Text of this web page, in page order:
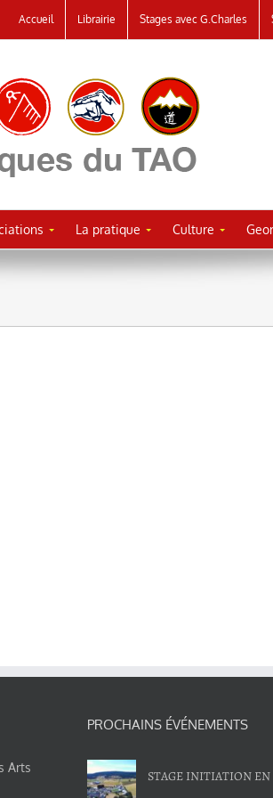
Accueil Librairie Stages avec G.Charles
La pratique Culture
Arts
PROCHAINS ÉVÉNEMENTS
STAGE INITIATION EN